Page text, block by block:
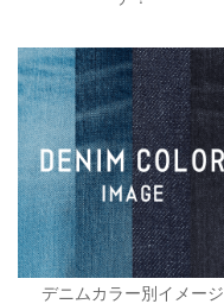
デニムカラー別イメージ